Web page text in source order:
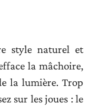
style naturel et
la mâchoire,
la lumière. Trop
sur les joues : le